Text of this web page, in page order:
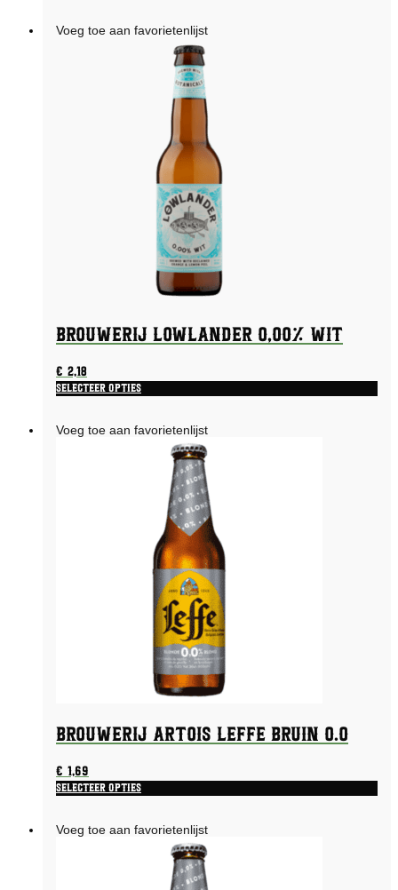
Voeg toe aan favorietenlijst
Brouwerij Lowlander 0,00% Wit
€2,18
Selecteer opties
Voeg toe aan favorietenlijst
Brouwerij Artois Leffe Bruin 0.0
€1,69
Selecteer opties
Voeg toe aan favorietenlijst